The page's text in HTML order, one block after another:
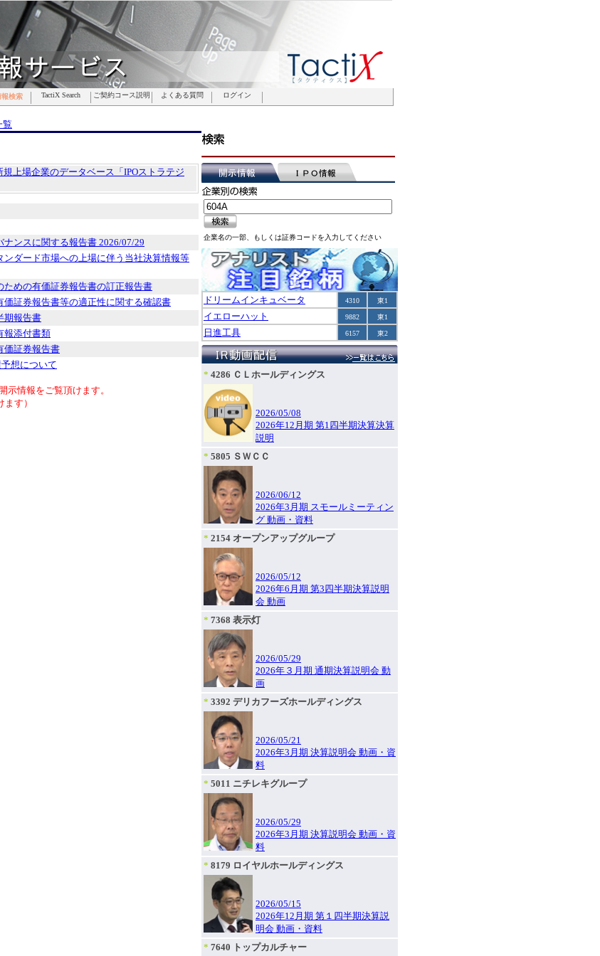
報検索 TactiX Search ご契約コース説明 よくある質問 ログイン
報検索 TactiX Search ご契約コース説明 よくある質問 ログイン
報検索 TactiX Search ご契約コース説明 よくある質問 ログイン
報検索 TactiX Search ご契約コース説明 よくある質問 ログイン
報検索 TactiX Search ご契約コース説明 よくある質問 ログイン
報検索 TactiX Search ご契約コース説明 よくある質問 ログイン
報検索 TactiX Search ご契約コース説明 よくある質問 ログイン
覧
上場企業のデータベース「IPOストラテジ
ナンスに関する報告書 2026/07/29
ンダード市場への上場に伴う当社決算情報等
ための有価証券報告書の訂正報告書
価証券報告書等の適正性に関する確認書
期報告書
報添付書類
価証券報告書
想について
示情報をご覧頂けます。
す）
企業名の一部、もしくは証券コードを入力してください
ドリームインキュベータ 4310 東1
イエローハット 9882 東1
日進工具 6157 東2
* 4286 ＣＬホールディングス
2026/05/08
2026年12月期 第1四半期決算決算
説明
* 5805 ＳＷＣＣ
2026/06/12
2026年3月期 スモールミーティン
グ 動画・資料
* 2154 オープンアップグループ
2026/05/12
2026年6月期 第3四半期決算説明
会 動画
* 7368 表示灯
2026/05/29
2026年３月期 通期決算説明会 動
画
* 3392 デリカフーズホールディングス
2026/05/21
2026年3月期 決算説明会 動画・資
料
* 5011 ニチレキグループ
2026/05/29
2026年3月期 決算説明会 動画・資
料
* 8179 ロイヤルホールディングス
2026/05/15
2026年12月期 第１四半期決算説
明会 動画・資料
* 7640 トップカルチャー